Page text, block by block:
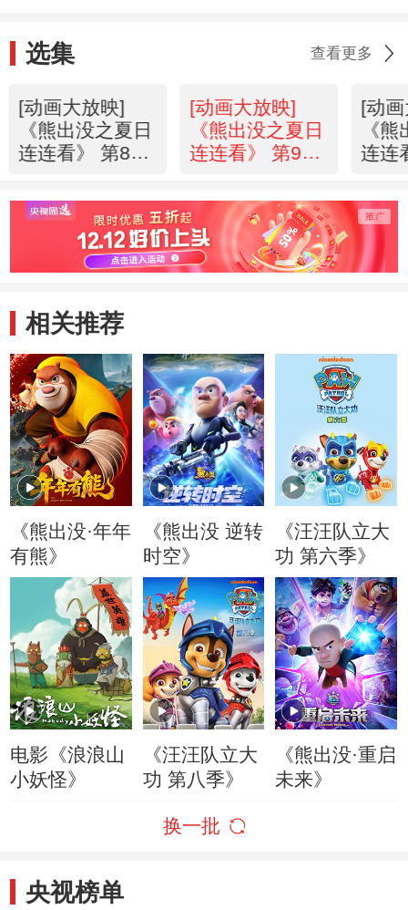
选集 查看更多
[动画大放映]
《熊出没之夏日
连连看》 第8集
[动画大放映]
《熊出没之夏日
连连看》 第9集
[动
《
连连
相关推荐
《熊出没·年年
有熊》
《熊出没 逆转
时空》
《汪汪队立大
功 第六季》
电影《浪浪山
小妖怪》
《汪汪队立大
功 第八季》
《熊出没·重启
未来》
换一批
央视榜单